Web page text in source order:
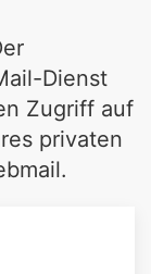
Dienst
Zugriff auf
privaten